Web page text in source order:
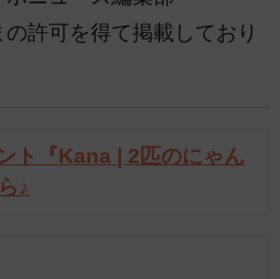
許可を得て掲載しており
ト『Kana | 2匹のにゃん
♪